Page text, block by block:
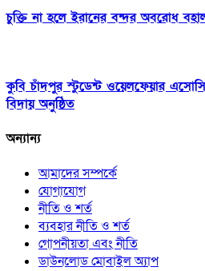
চুক্তি না হলে ইরানের বন্দর অবরোধ
কুবি চাঁদপুর স্টুডেন্ট ওয়েলফেয়ার
বিদায় অনুষ্ঠিত
অন্যান্য
আমাদের সম্পর্কে
যোগাযোগ
নীতি ও শর্ত
ব্যবহার নীতি ও শর্ত
গোপনীয়তা এবং নীতি
ডাউনলোড মোবাইল অ্যাপ